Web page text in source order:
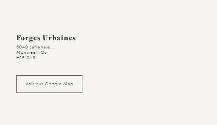
Forges Urbaines
8040 Lafrenaie,
Montréal, Qc
H1P 2A9
Voir sur Google Map